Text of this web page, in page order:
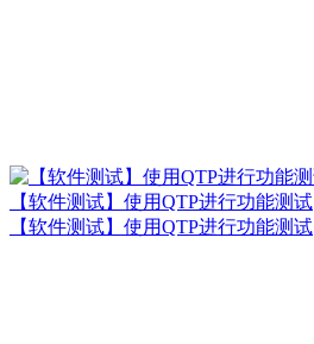
【软件测试】使用QTP进行功能测试
【软件测试】使用QTP进行功能测试